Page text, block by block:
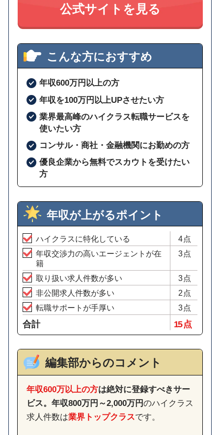
公式サイトを見る
こんな方におすすめ
年収600万円以上の方
年収を100万円以上UPさせたい方
業界最高峰のハイクラス転職サービスを
使いたい方
コンサル・商社・金融機関にお勤めの方
優良企業から無料でスカウトを受けたい
方
年収が上がるポイント
ハイクラスに特化している
4点
年収交渉力の高いエージェントが在
籍
3点
取り扱い求人件数が多い
3点
非公開求人件数が多い
2点
転職サポートが手厚い
3点
合計 15 点
編集部からのコメント
年収600万以上の方は絶対に登録すべきサー
ビス。 年収800万円～2,000万円のハイクラス
求人件数は業界トップクラスです。